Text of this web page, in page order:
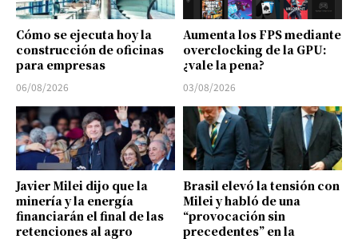
Cómo se ejecuta hoy la
construcción de oficinas
para empresas
06/08/2026
Aumenta los FPS mediante
overclocking de la GPU:
¿vale la pena?
03/08/2026
Javier Milei dijo que la
minería y la energía
financiarán el final de las
retenciones al agro
Brasil elevó la tensión con
Milei y habló de una
“provocación sin
precedentes” en la